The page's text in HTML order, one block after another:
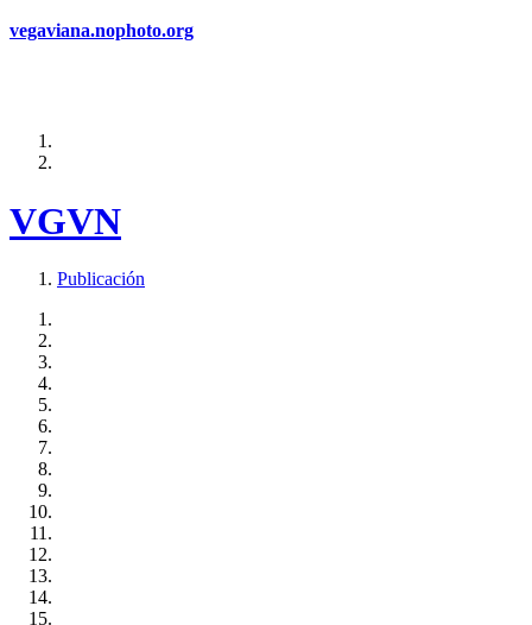
vegaviana.nophoto.org
VGVN
Publicación